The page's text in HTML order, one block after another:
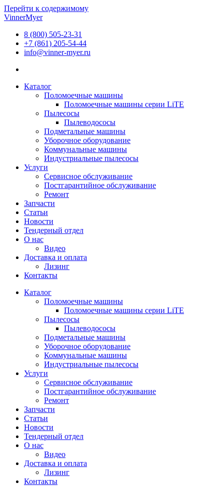
Перейти к содержимому
VinnerMyer
8 (800) 505-23-31
+7 (861) 205-54-44
info@vinner-myer.ru
Каталог
Поломоечные машины
Поломоечные машины серии LiTE
Пылесосы
Пылеводососы
Подметальные машины
Уборочное оборудование
Коммунальные машины
Индустриальные пылесосы
Услуги
Сервисное обслуживание
Постгарантийное обслуживание
Ремонт
Запчасти
Статьи
Новости
Тендерный отдел
О нас
Видео
Доставка и оплата
Лизинг
Контакты
Каталог
Поломоечные машины
Поломоечные машины серии LiTE
Пылесосы
Пылеводососы
Подметальные машины
Уборочное оборудование
Коммунальные машины
Индустриальные пылесосы
Услуги
Сервисное обслуживание
Постгарантийное обслуживание
Ремонт
Запчасти
Статьи
Новости
Тендерный отдел
О нас
Видео
Доставка и оплата
Лизинг
Контакты